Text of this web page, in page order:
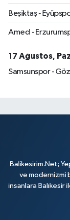
Beşiktaş -
Amed -
17 Ağustos,
Samsunspor -
Balikesirim.Net;
ve modernizmi
insanlara Balıkesir